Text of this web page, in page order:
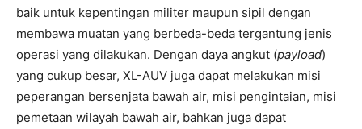
baik untuk kepentingan militer maupun sipil dengan
membawa muatan yang berbeda-beda tergantung jenis
operasi yang dilakukan. Dengan daya angkut (payload)
yang cukup besar, XL-AUV juga dapat melakukan misi
peperangan bersenjata bawah air, misi pengintaian, misi
pemetaan wilayah bawah air, bahkan juga dapat